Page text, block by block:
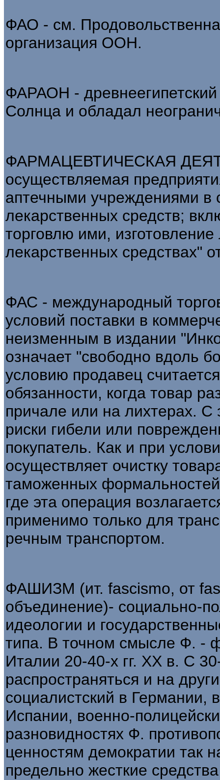
ФАО - см.
организация ООН.
ФАРАОН -
Солнца и обладал
ФАРМАЦЕВТИЧЕСКАЯ
осуществляемая
аптечными учреждениями
лекарственных средств;
торговлю ими,
лекарственных средствах"
ФАС - международный
условий поставки в
неизменным в издании
означает "свободно вдоль
условию продавец
обязанности, когда товар
причале или на лихтерах. С
риски гибели или
покупатель. Как и при
осуществляет очистку
таможенных
где эта операция
применимо только для
речным транспортом.
ФАШИЗМ (ит. fascismo, от
объединение)- социально-
идеологии и
типа. В точном смысле Ф. -
Италии 20-40-х гг. XX в. С
распространяться и на
социалистский в Германии,
Испании, военно-
разновидностях Ф.
ценностям демократии так
предельно жесткие